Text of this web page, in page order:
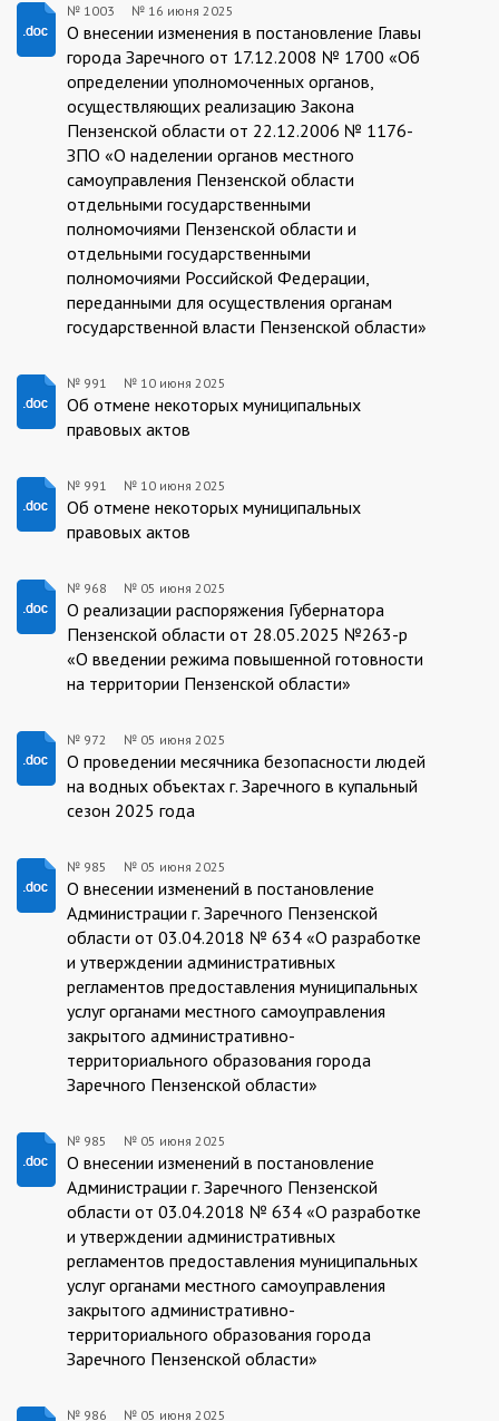
1003/16.06.2025
№ 1003 № 16 июня 2025
О внесении изменения в постановление Главы
города Заречного от 17.12.2008 № 1700 «Об
определении уполномоченных органов,
осуществляющих реализацию Закона
Пензенской области от 22.12.2006 № 1176-
ЗПО «О наделении органов местного
самоуправления Пензенской области
отдельными государственными
полномочиями Пензенской области и
отдельными государственными
полномочиями Российской Федерации,
переданными для осуществления органам
государственной власти Пензенской области»
991/10.06.2025
№ 991 № 10 июня 2025
Об отмене некоторых муниципальных
правовых актов
991/10.06.2025
№ 991 № 10 июня 2025
Об отмене некоторых муниципальных
правовых актов
968/04.06.2025
№ 968 № 05 июня 2025
О реализации распоряжения Губернатора
Пензенской области от 28.05.2025 №263-р
«О введении режима повышенной готовности
на территории Пензенской области»
972/05.06.2025
№ 972 № 05 июня 2025
О проведении месячника безопасности людей
на водных объектах г. Заречного в купальный
сезон 2025 года
985/05.06.2025
№ 985 № 05 июня 2025
О внесении изменений в постановление
Администрации г. Заречного Пензенской
области от 03.04.2018 № 634 «О разработке
и утверждении административных
регламентов предоставления муниципальных
услуг органами местного самоуправления
закрытого административно-
территориального образования города
Заречного Пензенской области»
985/05.06.2025
№ 985 № 05 июня 2025
О внесении изменений в постановление
Администрации г. Заречного Пензенской
области от 03.04.2018 № 634 «О разработке
и утверждении административных
регламентов предоставления муниципальных
услуг органами местного самоуправления
закрытого административно-
территориального образования города
Заречного Пензенской области»
№ 986 № 05 июня 2025